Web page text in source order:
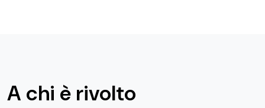
A chi è rivolto